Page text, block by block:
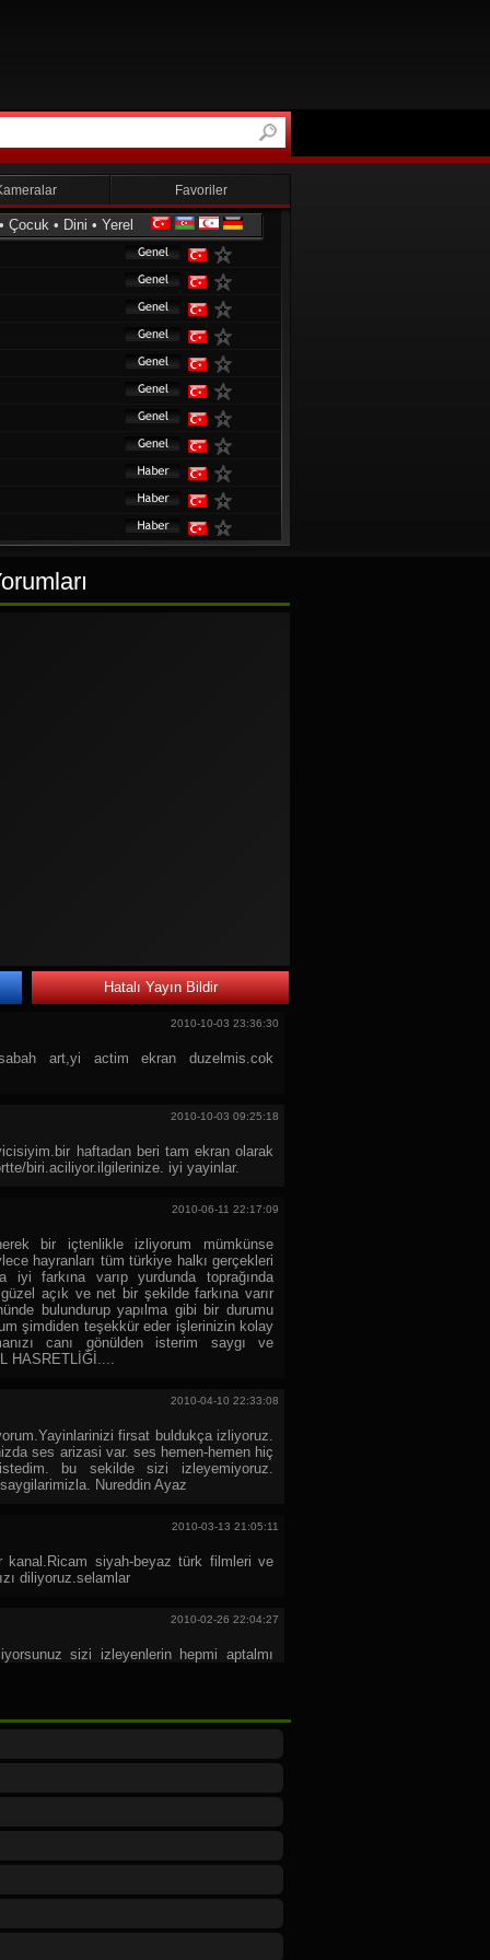
Favoriler
• Çocuk • Dini • Yerel
Hatalı Yayın Bildir
2010-10-03 23:36:30
art,yi actim ekran duzelmis.cok
2010-10-03 09:25:18
haftadan beri tam ekran olarak
biri.aciliyor.ilgilerinize. iyi yayinlar.
2010-06-11 22:17:09
bir içtenlikle izliyorum mümkünse
hayranları tüm türkiye halkı gerçekleri
iyi farkına varıp yurdunda toprağında
açık ve net bir şekilde farkına varır
bulundurup yapılma gibi bir durumu
şimdiden teşekkür eder işlerinizin kolay
canı gönülden isterim saygı ve
HASRETLİĞİ....
2010-04-10 22:33:08
firsat buldukça izliyoruz.
ses arizasi var. ses hemen-hemen hiç
bu sekilde sizi izleyemiyoruz.
Nureddin Ayaz
2010-03-13 21:05:11
kanal.Ricam siyah-beyaz türk filmleri ve
diliyoruz.selamlar
2010-02-26 22:04:27
sizi izleyenlerin hepmi aptalmı
sesi hoş gelir size bi öneri bu insanlar
kadar bilgilidir kendinizi kandırmayın
ederek pirim yapmaya kalkıyorsunuz
pişman olmayın reyting ugruna deymez
bundan sonra hep
çıkıyor.dobra dobra herşey.özellikle
söyleyemediklerini söylüyor.tabi bi